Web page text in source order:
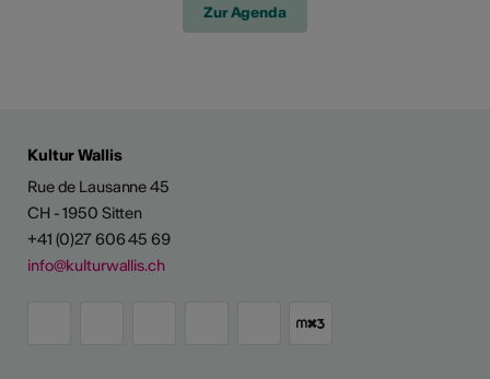
Zur Agenda
Kultur Wallis
Rue de Lausanne 45
CH - 1950 Sitten
+41 (0)27 606 45 69
info@kulturwallis.ch